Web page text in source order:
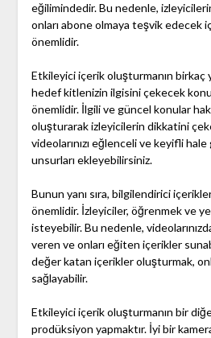
eğilimindedir. Bu nedenle,
onları abone olmaya teşvik edecek
önemlidir.
Etkileyici içerik oluşturmanın birkaç
hedef kitlenizin ilgisini çekecek
önemlidir. İlgili ve güncel konular
oluşturarak izleyicilerin dikkatini
videolarınızı eğlenceli ve keyifli
unsurları ekleyebilirsiniz.
Bunun yanı sıra, bilgilendirici
önemlidir. İzleyiciler, öğrenmek ve
isteyebilir. Bu nedenle, videolarınızda
veren ve onları eğiten içerikler
değer katan içerikler oluşturmak,
sağlayabilir.
Etkileyici içerik oluşturmanın bir
prodüksiyon yapmaktır. İyi bir